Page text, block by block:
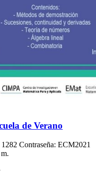
de Verano
Contraseña: ECM2021